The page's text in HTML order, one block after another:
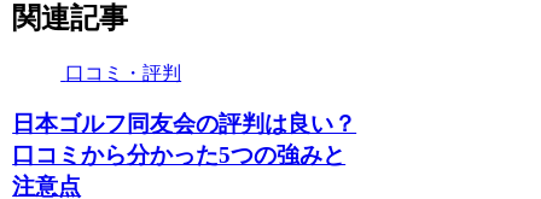
関連記事
口コミ・評判
日本ゴルフ同友会の評判は良い？
口コミから分かった5つの強みと
注意点